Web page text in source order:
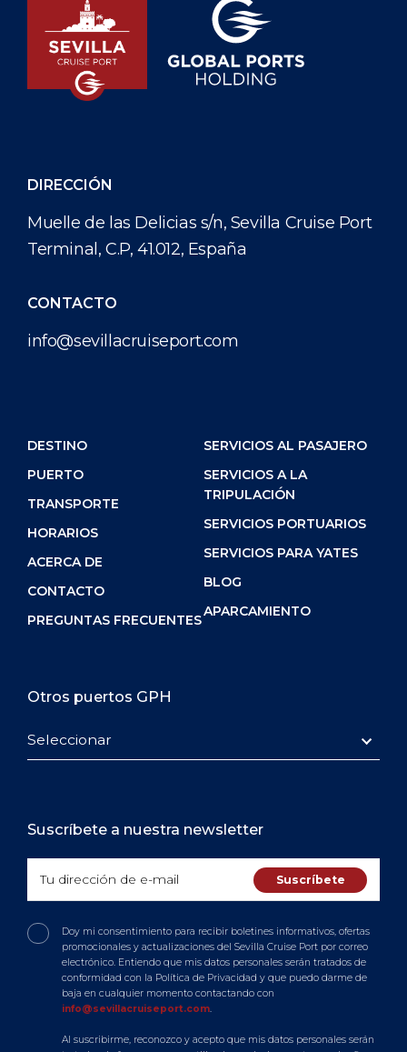
DIRECCIÓN
Muelle de las Delicias s/n, Sevilla Cruise Port
Terminal, C.P, 41.012, España
CONTACTO
info@sevillacruiseport.com
DESTINO
PUERTO
TRANSPORTE
HORARIOS
ACERCA DE
CONTACTO
PREGUNTAS FRECUENTES
SERVICIOS AL PASAJERO
SERVICIOS A LA
TRIPULACIÓN
SERVICIOS PORTUARIOS
SERVICIOS PARA YATES
BLOG
APARCAMIENTO
Otros puertos GPH
Seleccionar
Suscríbete a nuestra newsletter
Doy mi consentimiento para recibir boletines informativos, ofertas
promocionales y actualizaciones del Sevilla Cruise Port por correo
electrónico. Entiendo que mis datos personales serán tratados de
conformidad con la Política de Privacidad y que puedo darme de
baja en cualquier momento contactando con
info@sevillacruiseport.com.
Al suscribirme, reconozco y acepto que mis datos personales serán